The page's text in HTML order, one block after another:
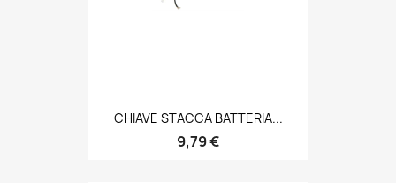
CHIAVE STACCA BATTERIA...
9,79 €